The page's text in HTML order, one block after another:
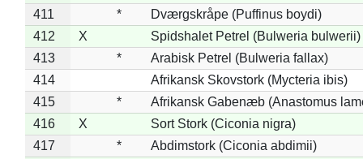
411
*
Dværgskråpe (Puffinus boydi)
412
X
Spidshalet Petrel (Bulweria bulwerii)
413
*
Arabisk Petrel (Bulweria fallax)
414
Afrikansk Skovstork (Mycteria ibis)
415
*
Afrikansk Gabenæb (Anastomus
416
X
Sort Stork (Ciconia nigra)
417
*
Abdimstork (Ciconia abdimii)